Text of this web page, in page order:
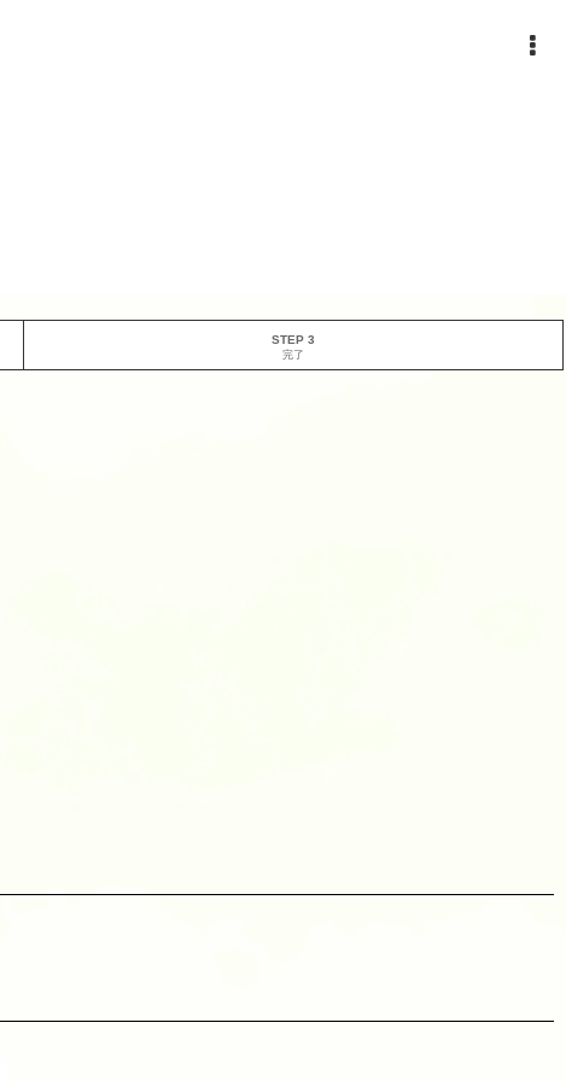
STEP 3
完了